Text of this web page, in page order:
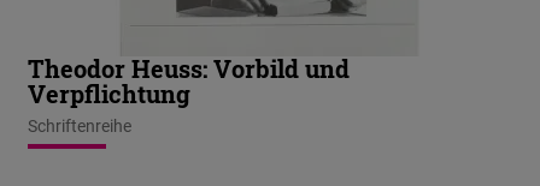
Theodor Heuss: Vorbild und
Verpflichtung
Schriftenreihe